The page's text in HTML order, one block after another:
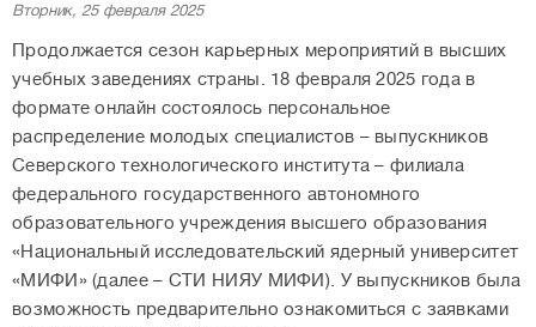
Вторник, 25 февраля 2025
Продолжается сезон карьерных мероприятий в высших
учебных заведениях страны. 18 февраля 2025 года в
формате онлайн состоялось персональное
распределение молодых специалистов – выпускников
Северского технологического института – филиала
федерального государственного автономного
образовательного учреждения высшего образования
«Национальный исследовательский ядерный университет
«МИФИ» (далее – СТИ НИЯУ МИФИ). У выпускников была
возможность предварительно ознакомиться с заявками